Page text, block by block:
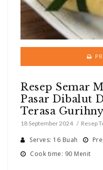
Resep Semar
Pasar Dibalut
Terasa
18 September 2024 Resep
Serves: 16 Buah
Cook time: 90 Menit